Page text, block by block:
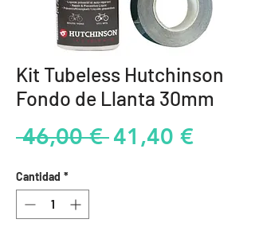
Kit Tubeless Hutchinson
Fondo de Llanta 30mm
46,00 € Precio
41,40 €Precio
Cantidad *